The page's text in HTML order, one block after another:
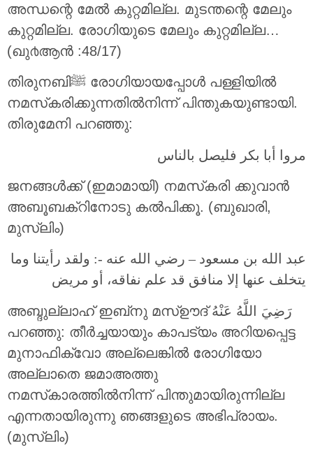
അന്ധന്റെ മേൽ കുറ്റമില്ല. മുടന്തന്റെ മേലും
കുറ്റമില്ല. രോഗിയുടെ മേലും കുറ്റമില്ല…
(ഖു൪ആന്‍ :48/17)
തിരുനബിﷺ രോഗിയായപ്പോൾ പള്ളിയിൽ
നമസ്‌കരിക്കുന്നതിൽനിന്ന് പിന്തുകയുണ്ടായി.
തിരുമേനി പറഞ്ഞു:
مروا أبا بكر فليصل بالناس
ജനങ്ങൾക്ക് (ഇമാമായി) നമസ്‌കരി ക്കുവാൻ
അബൂബക്‌റിനോടു കൽപിക്കൂ. (ബുഖാരി,
മുസ്ലിം)
عبد الله بن مسعود – رضي الله عنه -: ولقد رأيتنا وما
يتخلف عنها إلا منافق قد علم نفاقه، أو مريض
അബ്ദുല്ലാഹ് ഇബ്‌നു മസ്ഊദ് رَضِيَ اللَّهُ عَنْهُ
പറഞ്ഞു: തീർച്ചയായും കാപട്യം അറിയപ്പെട്ട
മുനാഫിക്വോ അല്ലെങ്കിൽ രോഗിയോ
അല്ലാതെ ജമാഅത്തു
നമസ്‌കാരത്തിൽനിന്ന് പിന്തുമായിരുന്നില്ല
എന്നതായിരുന്നു ഞങ്ങളുടെ അഭിപ്രായം.
(മുസ്ലിം)